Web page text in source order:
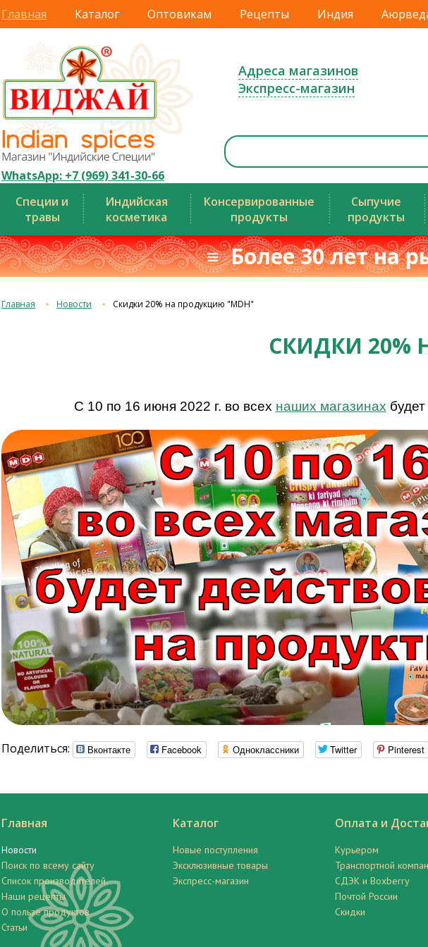
Главная Каталог Оптовикам Рецепты Индия
WhatsApp: +7 (969) 341-30-66
Адреса магазинов
Экспресс-магазин
Специи и
травы
Индийская
косметика
Консервированные
продукты
Сыпучие
продукты
≡ Более 30 лет на
Главная Новости Скидки 20% на продукцию "MDH"
СКИДКИ 20%
С 10 по 16 июня 2022 г. во всех наших магазинах
Поделиться: Вконтакте Facebook Одноклассники Twitter Pinterest
Главная
Новости
Поиск по всему сайту
Список производителей
Наши рецепты
О пользе продуктов
Статьи
Каталог
Новые поступления
Эксклюзивные товары
Экспресс-магазин
Оплата и
Курьером
Транспортной
СДЭК и Boxberry
Почтой России
Скидки